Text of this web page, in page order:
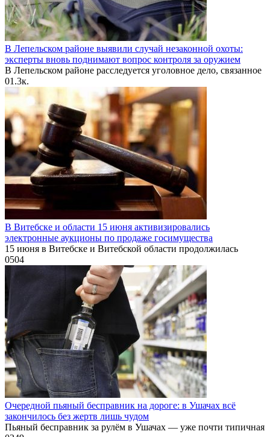
В Лепельском районе выявили случай незаконной охоты:
эксперты вновь поднимают вопрос контроля за оружием
В Лепельском районе расследуется уголовное дело, связанное
01.3к.
В Витебске и области 15 июня активизировались
электронные аукционы по продаже госимущества
15 июня в Витебске и Витебской области продолжилась
0504
Очередной пьяный бесправник на дороге: в Ушачах всё
закончилось без жертв лишь чудом
Пьяный бесправник за рулём в Ушачах — уже почти типичная